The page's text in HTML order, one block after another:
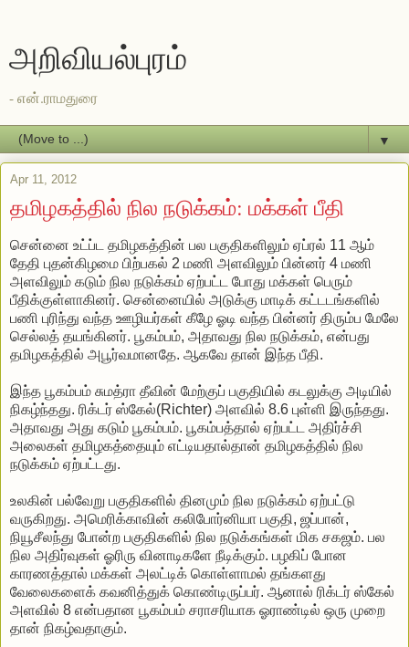
அறிவியல்புரம்
- என்.ராமதுரை
▼
Apr 11, 2012
தமிழகத்தில் நில நடுக்கம்: மக்கள் பீதி
சென்னை உட்ப்ட தமிழகத்தின் பல பகுதிகளிலும் ஏப்ரல் 11 ஆம்
தேதி புதன்கிழமை பிற்பகல் 2 மணி அளவிலும் பின்னர் 4 மணி
அளவிலும் கடும் நில நடுக்கம் ஏற்பட்ட போது மக்கள் பெரும்
பீதிக்குள்ளாகினர். சென்னையில் அடுக்கு மாடிக் கட்டடங்களில்
பணி புரிந்து வந்த ஊழியர்கள் கீழே ஓடி வந்த பின்னர் திரும்ப மேலே
செல்லத் தயங்கினர். பூகம்பம், அதாவது நில நடுக்கம், என்பது
தமிழகத்தில் அபூர்வமானதே. ஆகவே தான் இந்த பீதி.
இந்த பூகம்பம் சுமத்ரா தீவின் மேற்குப் பகுதியில் கடலுக்கு அடியில்
நிகழ்ந்தது. ரிக்டர் ஸ்கேல்(Richter) அளவில் 8.6 புள்ளி இருந்தது.
அதாவது அது கடும் பூகம்பம். பூகம்பத்தால் ஏற்பட்ட அதிர்ச்சி
அலைகள் தமிழகத்தையும் எட்டியதால்தான் தமிழகத்தில் நில
நடுக்கம் ஏற்பட்டது.
உலகின் பல்வேறு பகுதிகளில் தினமும் நில நடுக்கம் ஏற்பட்டு
வருகிறது. அமெரிக்காவின் கலிபோர்னியா பகுதி, ஜப்பான்,
நியூசீலந்து போன்ற பகுதிகளில் நில நடுக்கங்கள் மிக சகஜம். பல
நில அதிர்வுகள் ஓரிரு வினாடிகளே நீடிக்கும். பழகிப் போன
காரணத்தால் மக்கள் அலட்டிக் கொள்ளாமல் தங்களது
வேலைகளைக் கவனித்துக் கொண்டிருப்பர். ஆனால் ரிக்டர் ஸ்கேல்
அளவில் 8 என்பதான பூகம்பம் சராசரியாக ஓராண்டில் ஒரு முறை
தான் நிகழ்வதாகும்.